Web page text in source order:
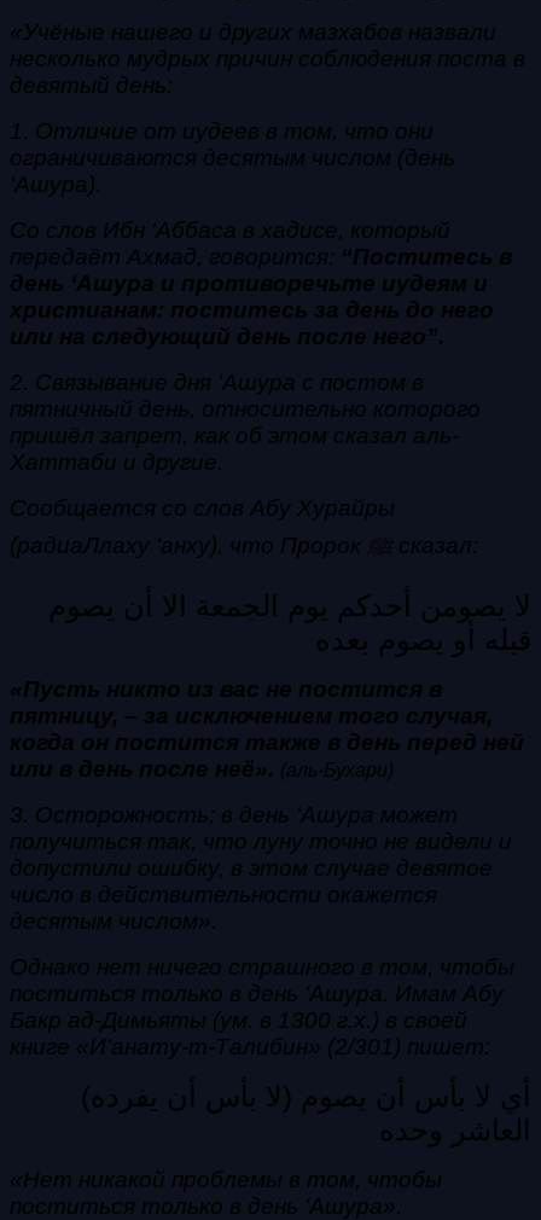
«Учёные нашего и других мазхабов назвали
несколько мудрых причин соблюдения поста в
девятый день:
1. Отличие от иудеев в том, что они
ограничиваются десятым числом (день
‘Ашура).
Со слов Ибн ‘Аббаса в хадисе, который
передаёт Ахмад, говорится: “Поститесь в
день ‘Ашура и противоречьте иудеям и
христианам: поститесь за день до него
или на следующий день после него”.
2. Связывание дня ‘Ашура с постом в
пятничный день, относительно которого
пришёл запрет, как об этом сказал аль-
Хаттаби и другие.
Сообщается со слов Абу Хурайры
(радиаЛлаху ‘анху), что Пророк ﷺ сказал:
لا يصومن أحدكم يوم الجمعة الا أن يصوم
قبله أو يصوم بعده
«Пусть никто из вас не постится в
пятницу, – за исключением того случая,
когда он постится также в день перед ней
или в день после неё». (аль-Бухари)
3. Осторожность; в день ‘Ашура может
получиться так, что луну точно не видели и
допустили ошибку, в этом случае девятое
число в действительности окажется
десятым числом».
Однако нет ничего страшного в том, чтобы
поститься только в день ‘Ашура. Имам Абу
Бакр ад-Димьяты (ум. в 1300 г.х.) в своей
книге «И’анату-т-Талибин» (2/301) пишет:
(لا بأس أن يفرده) أي لا بأس أن يصوم
العاشر وحده
«Нет никакой проблемы в том, чтобы
поститься только в день ‘Ашура».